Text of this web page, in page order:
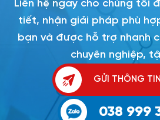
Liên hệ ngay cho chúng tôi
tiết, nhận giải pháp phù
bạn và được hỗ trợ nhanh
chuyên nghiệp,
GỬI THÔNG
038 999